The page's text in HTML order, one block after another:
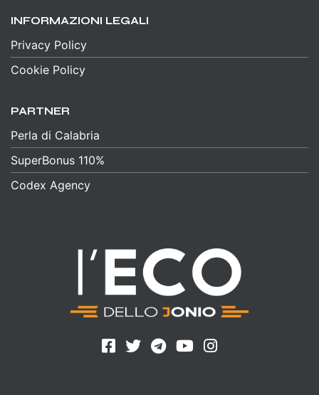
INFORMAZIONI LEGALI
Privacy Policy
Cookie Policy
PARTNER
Perla di Calabria
SuperBonus 110%
Codex Agency